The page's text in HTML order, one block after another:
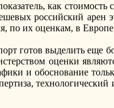
как
российский арен
по их оценкам, в
готов выделить еще
оценки
и обоснование